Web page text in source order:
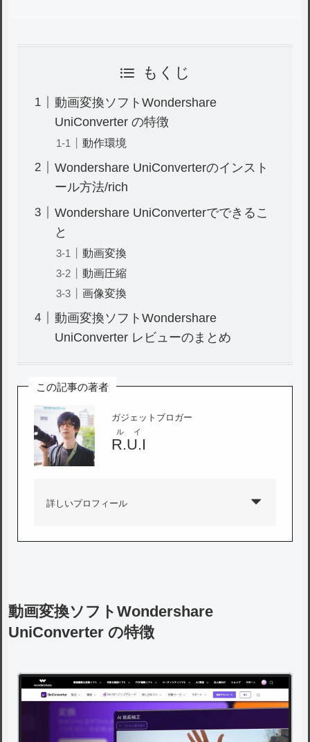
もくじ
動画変換ソフトWondershare
UniConverter の特徴
動作環境
Wondershare UniConverterのインスト
ール方法/rich
Wondershare UniConverterでできるこ
と
動画変換
動画圧縮
画像変換
動画変換ソフトWondershare
UniConverter レビューのまとめ
この記事の著者
ガジェットブロガー
R.U.I
ルイ
詳しいプロフィール
動画変換ソフトWondershare
UniConverter の特徴